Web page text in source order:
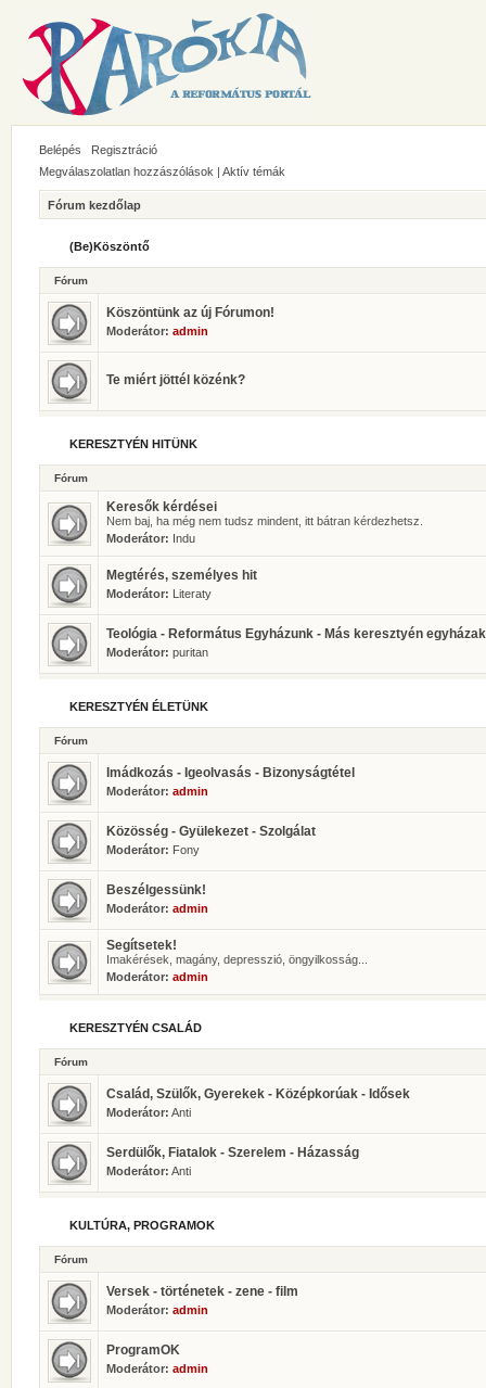
Belépés
Regisztráció
Megválaszolatlan hozzászólások | Aktív témák
Fórum kezdőlap
(Be)Köszöntő
Fórum
Köszöntünk az új Fórumon!
Moderátor: admin
Te miért jöttél közénk?
KERESZTYÉN HITÜNK
Fórum
Keresők kérdései
Nem baj, ha még nem tudsz mindent, itt bátran kérdezhetsz.
Moderátor: Indu
Megtérés, személyes hit
Moderátor: Literaty
Teológia - Református Egyházunk - Más keresztyén egyházak
Moderátor: puritan
KERESZTYÉN ÉLETÜNK
Fórum
Imádkozás - Igeolvasás - Bizonyságtétel
Moderátor: admin
Közösség - Gyülekezet - Szolgálat
Moderátor: Fony
Beszélgessünk!
Moderátor: admin
Segítsetek!
Imakérések, magány, depresszió, öngyilkosság...
Moderátor: admin
KERESZTYÉN CSALÁD
Fórum
Család, Szülők, Gyerekek - Középkorúak - Idősek
Moderátor: Anti
Serdülők, Fiatalok - Szerelem - Házasság
Moderátor: Anti
KULTÚRA, PROGRAMOK
Fórum
Versek - történetek - zene - film
Moderátor: admin
ProgramOK
Moderátor: admin